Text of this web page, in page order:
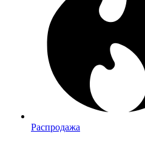
Распродажа